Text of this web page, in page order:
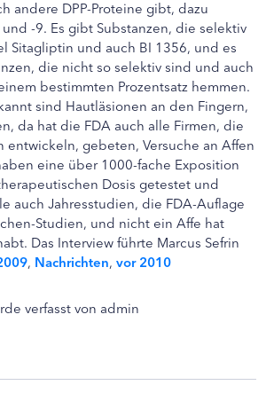
andere DPP-Proteine gibt, dazu
-9. Es gibt Substanzen, die selektiv
Sitagliptin und auch BI 1356, und es
die nicht so selektiv sind und auch
bestimmten Prozentsatz hemmen.
sind Hautläsionen an den Fingern,
da hat die FDA auch alle Firmen, die
entwickeln, gebeten, Versuche an Affen
eine über 1000-fache Exposition
Dosis getestet und
auch Jahresstudien, die FDA-Auflage
Studien, und nicht ein Affe hat
Das Interview führte Marcus Sefrin
, Nachrichten, vor 2010
verfasst von admin